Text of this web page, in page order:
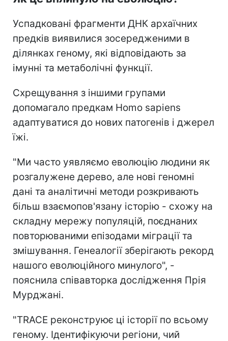
Успадковані фрагменти ДНК архаїчних
предків виявилися зосередженими в
ділянках геному, які відповідають за
імунні та метаболічні функції.
Схрещування з іншими групами
допомагало предкам Homo sapiens
адаптуватися до нових патогенів і джерел
їжі.
"Ми часто уявляємо еволюцію людини як
розгалужене дерево, але нові геномні
дані та аналітичні методи розкривають
більш взаємопов'язану історію - схожу на
складну мережу популяцій, поєднаних
повторюваними епізодами міграції та
змішування. Генеалогії зберігають рекорд
нашого еволюційного минулого", -
пояснила співавторка дослідження Прія
Мурджані.
"TRACE реконструює ці історії по всьому
геному. Ідентифікуючи регіони, чий